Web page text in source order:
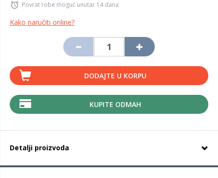
Povrat robe moguć unutar 14 dana
Kako naručiti online?
DODAJTE U KORPU
KUPITE ODMAH
Detalji proizvoda